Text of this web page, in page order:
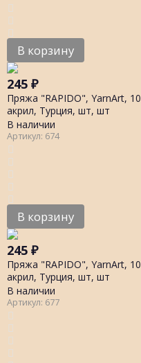
В корзину
245 ₽
Пряжа "RAPIDO", YarnArt,
акрил, Турция, шт, шт
В наличии
Артикул: 674
В корзину
245 ₽
Пряжа "RAPIDO", YarnArt,
акрил, Турция, шт, шт
В наличии
Артикул: 677